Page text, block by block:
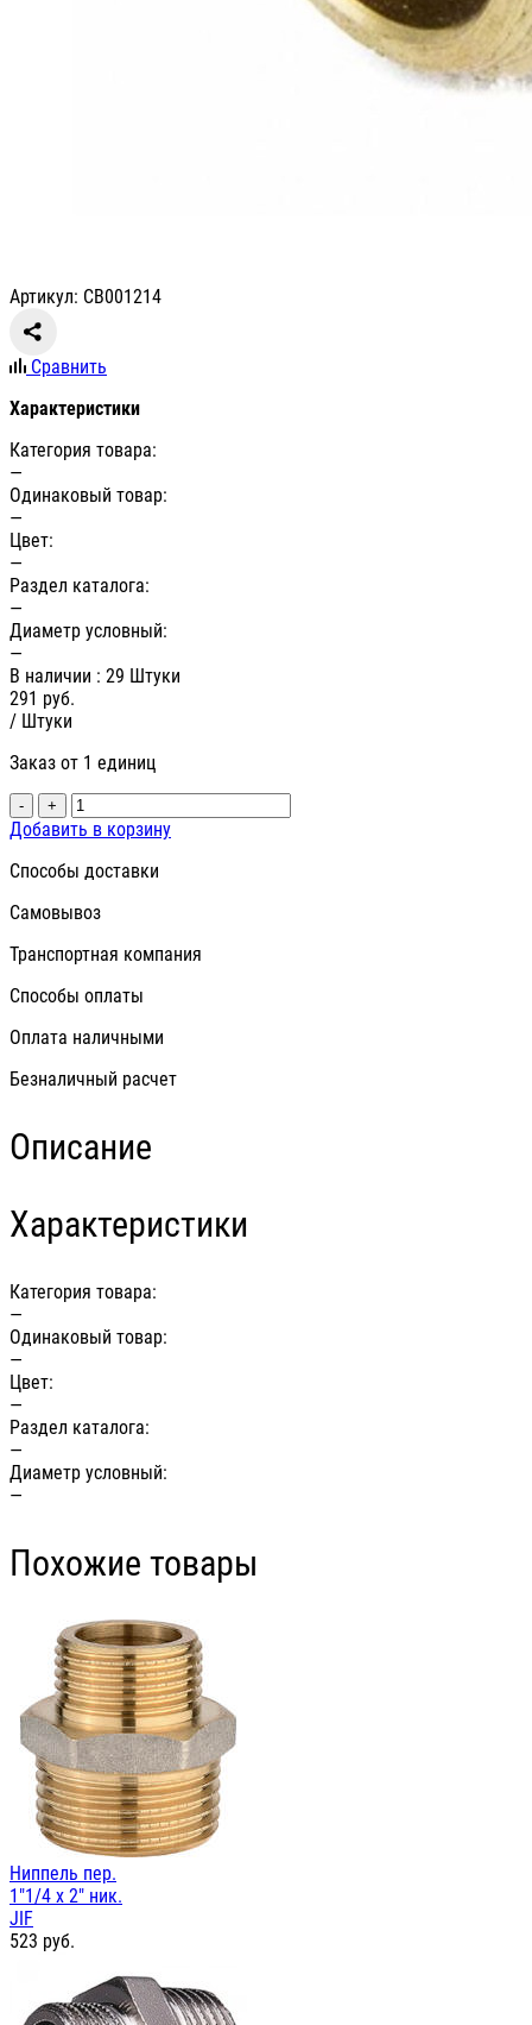
Артикул: СВ001214
Сравнить
Характеристики
Категория товара:
—
Одинаковый товар:
—
Цвет:
—
Раздел каталога:
—
Диаметр условный:
—
В наличии : 29 Штуки
291 руб.
/ Штуки
Заказ от 1 единиц
- +
Добавить в корзину
Способы доставки
Самовывоз
Транспортная компания
Способы оплаты
Оплата наличными
Безналичный расчет
Описание
Характеристики
Категория товара:
—
Одинаковый товар:
—
Цвет:
—
Раздел каталога:
—
Диаметр условный:
—
Похожие товары
Ниппель пер.
1"1/4 х 2" ник.
JIF
523 руб.